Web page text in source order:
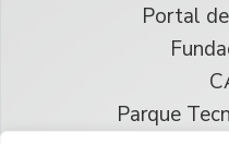
Portal
Parque